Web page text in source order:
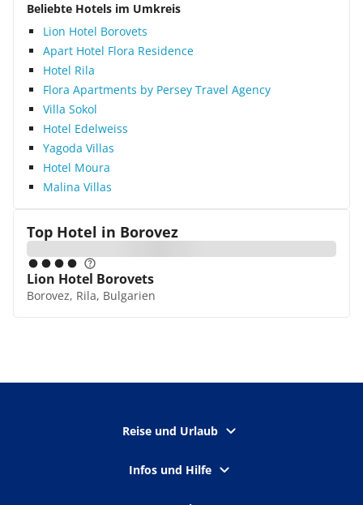
Beliebte Hotels im Umkreis
Lion Hotel Borovets
Apart Hotel Flora Residence
Hotel Rila
Flora Apartments by Persey Travel Agency
Villa Sokol
Hotel Edelweiss
Yagoda Villas
Hotel Moura
Malina Villas
Top Hotel in Borovez
Lion Hotel Borovets
Borovez, Rila, Bulgarien
Reise und Urlaub
Infos und Hilfe